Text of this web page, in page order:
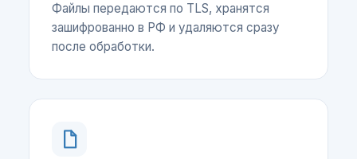
Файлы передаются по TLS, хранятся
зашифрованно в РФ и удаляются сразу
после обработки.